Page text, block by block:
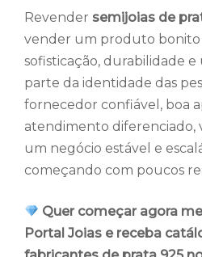
Revender semijoias de
vender um produto
sofisticação, durabilidade e
parte da identidade das
fornecedor confiável, boa
atendimento diferenciado,
um negócio estável e
começando com poucos
Quer começar agora
Portal Joias e receba